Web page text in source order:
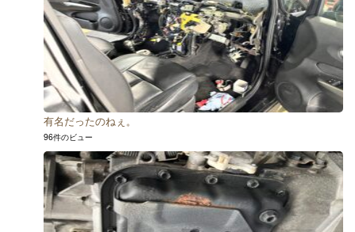
有名だったのねぇ。
96件のビュー